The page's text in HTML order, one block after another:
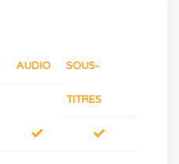
AUDIO SOUS-
TITRES